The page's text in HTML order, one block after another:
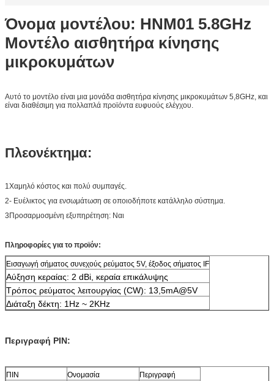
Όνομα μοντέλου: HNM01 5.8GHz
Μοντέλο αισθητήρα κίνησης
μικροκυμάτων
Αυτό το μοντέλο είναι μια μονάδα αισθητήρα κίνησης μικροκυμάτων 5,8GHz, και
είναι διαθέσιμη για πολλαπλά προϊόντα ευφυούς ελέγχου.
Πλεονέκτημα:
1Χαμηλό κόστος και πολύ συμπαγές.
2- Ευέλικτος για ενσωμάτωση σε οποιοδήποτε κατάλληλο σύστημα.
3Προσαρμοσμένη εξυπηρέτηση: Ναι
Πληροφορίες για το προϊόν:
Εισαγωγή σήματος συνεχούς ρεύματος 5V, έξοδος σήματος IF
Αύξηση κεραίας: 2 dBi, κεραία επικάλυψης
Τρόπος ρεύματος λειτουργίας (CW): 13,5mA@5V
Διάταξη δέκτη: 1Hz ~ 2KHz
Περιγραφή PIN:
ΠΙΝ Ονομασία Περιγραφή